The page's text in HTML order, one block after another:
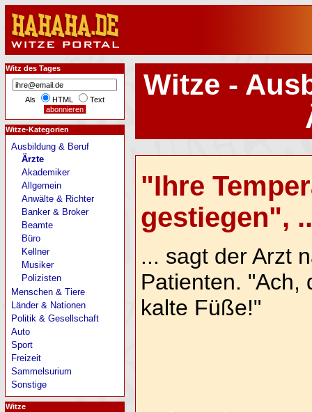
Witze -
"Ihre
gestiegen",
... sagt der Arzt
Patienten. "Ach,
kalte Füße!"
Witz des Tages
Als HTML Text
Witze-Kategorien
Ausbildung & Beruf
Ärzte
Akademiker
Allgemein
Anwälte & Richter
Banker & Broker
Beamte
Büro
Kellner
Musiker
Polizisten
Menschen & Tiere
Länder & Nationen
Politik & Gesellschaft
Auto
Sport
Freizeit
Sammelsurium
Sonstige
Witze